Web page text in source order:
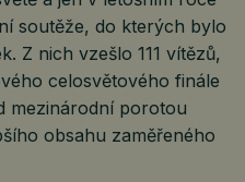
soutěže, do kterých bylo
Z nich vzešlo 111 vítězů,
celosvětového finále
mezinárodní porotou
obsahu zaměřeného